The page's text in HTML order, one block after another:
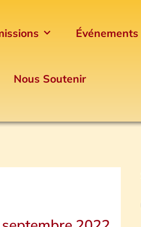
Événements
Nous Soutenir